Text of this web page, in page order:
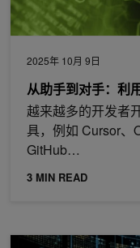
2025年 10月 9日
从助手到对手：利
越来越多的开发者
具，例如 Cursor、
GitHub…
3 MIN READ
NVIDIA AI Red 团队的